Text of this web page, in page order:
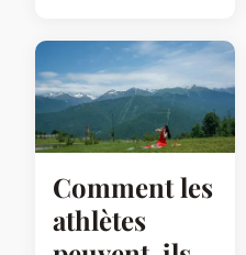
Comment les
athlètes